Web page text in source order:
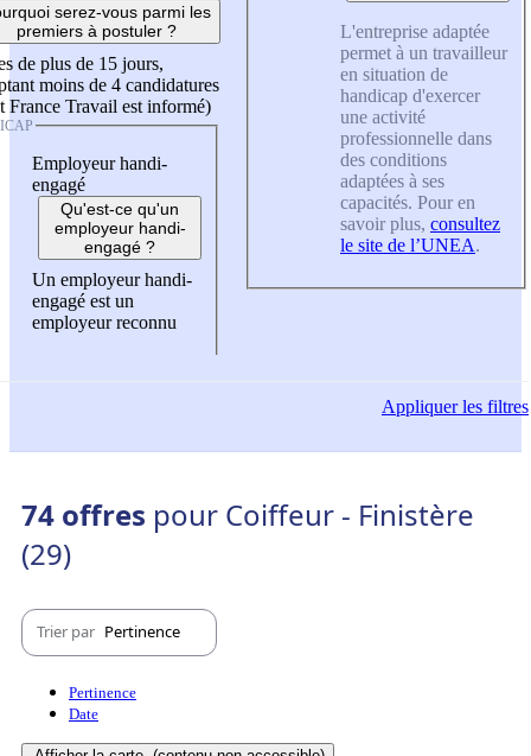
serez-vous parmi les
premiers à postuler ?
de plus de 15 jours,
moins de 4 candidatures
France Travail est informé)
Employeur handi-
engagé
Qu'est-ce qu'un
employeur handi-
engagé ?
Un employeur handi-
engagé est un
employeur reconnu
L'entreprise adaptée
permet à un travailleur
en situation de
handicap d'exercer
une activité
professionnelle dans
des conditions
adaptées à ses
capacités. Pour en
savoir plus, consultez
le site de l’UNEA.
Appliquerles filtres
74 offres pour Coiffeur - Finistère
(29)
Trier par Pertinence
Pertinence
Date